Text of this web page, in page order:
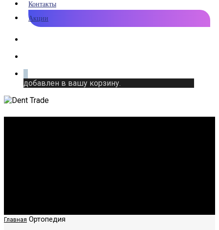
Контакты
Акции
добавлен в вашу корзину.
Главная Ортопедия